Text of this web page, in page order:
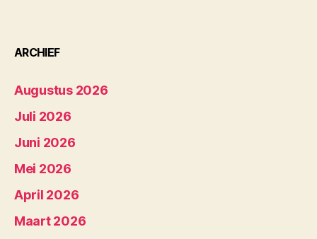
ARCHIEF
Augustus 2026
Juli 2026
Juni 2026
Mei 2026
April 2026
Maart 2026